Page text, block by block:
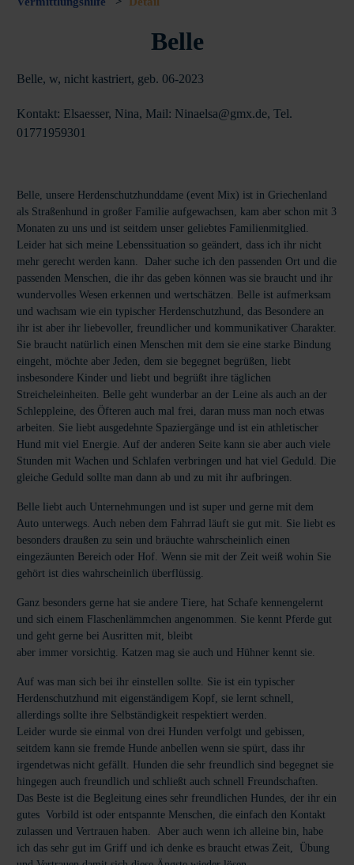
Belle
Belle, w, nicht kastriert, geb. 06-2023
Kontakt: Elsaesser, Nina, Mail: Ninaelsa@gmx.de, Tel.
01771959301
Belle, unsere Herdenschutzhunddame (event Mix) ist in Griechenland
als Straßenhund in großer Familie aufgewachsen, kam aber schon mit 3
Monaten zu uns und ist seitdem unser geliebtes Familienmitglied.
Leider hat sich meine Lebenssituation so geändert, dass ich ihr nicht
mehr gerecht werden kann. Daher suche ich den passenden Ort und die
passenden Menschen, die ihr das geben können was sie braucht und ihr
wundervolles Wesen erkennen und wertschätzen. Belle ist aufmerksam
und wachsam wie ein typischer Herdenschutzhund, das Besondere an
ihr ist aber ihr liebevoller, freundlicher und kommunikativer Charakter.
Sie braucht natürlich einen Menschen mit dem sie eine starke Bindung
eingeht, möchte aber Jeden, dem sie begegnet begrüßen, liebt
insbesondere Kinder und liebt und begrüßt ihre täglichen
Streicheleinheiten. Belle geht wunderbar an der Leine als auch an der
Schleppleine, des Öfteren auch mal frei, daran muss man noch etwas
arbeiten. Sie liebt ausgedehnte Spaziergänge und ist ein athletischer
Hund mit viel Energie. Auf der anderen Seite kann sie aber auch viele
Stunden mit Wachen und Schlafen verbringen und hat viel Geduld. Die
gleiche Geduld sollte man dann ab und zu mit ihr aufbringen.
Belle liebt auch Unternehmungen und ist super und gerne mit dem
Auto unterwegs. Auch neben dem Fahrrad läuft sie gut mit. Sie liebt es
besonders draußen zu sein und bräuchte wahrscheinlich einen
eingezäunten Bereich oder Hof. Wenn sie mit der Zeit weiß wohin Sie
gehört ist dies wahrscheinlich überflüssig.
Ganz besonders gerne hat sie andere Tiere, hat Schafe kennengelernt
und sich einem Flaschenlämmchen angenommen. Sie kennt Pferde gut
und geht gerne bei Ausritten mit, bleibt
aber immer vorsichtig. Katzen mag sie auch und Hühner kennt sie.
Auf was man sich bei ihr einstellen sollte. Sie ist ein typischer
Herdenschutzhund mit eigenständigem Kopf, sie lernt schnell,
allerdings sollte ihre Selbständigkeit respektiert werden.
Leider wurde sie einmal von drei Hunden verfolgt und gebissen,
seitdem kann sie fremde Hunde anbellen wenn sie spürt, dass ihr
irgendetwas nicht gefällt. Hunden die sehr freundlich sind begegnet sie
hingegen auch freundlich und schließt auch schnell Freundschaften.
Das Beste ist die Begleitung eines sehr freundlichen Hundes, der ihr ein
gutes Vorbild ist oder entspannte Menschen, die einfach den Kontakt
zulassen und Vertrauen haben. Aber auch wenn ich alleine bin, habe
ich das sehr gut im Griff und ich denke es braucht etwas Zeit, Übung